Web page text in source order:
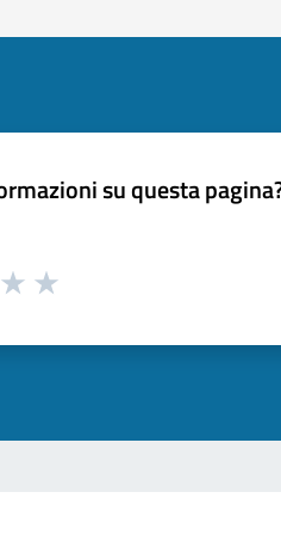
su questa